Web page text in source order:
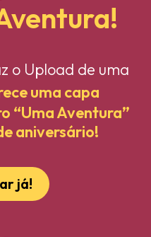
o Upload de uma
uma capa
“Uma Aventura”
aniversário!
já!